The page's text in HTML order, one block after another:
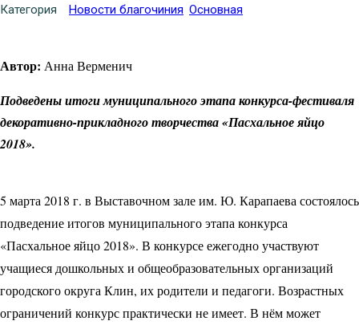
Категория
Новости благочиния Основная
Автор: Анна Верменич
Подведены итоги муниципального этапа конкурса-фестиваля
декоративно-прикладного творчества «Пасхальное яйцо
2018».
5 марта 2018 г. в Выставочном зале им. Ю. Карапаева состоялось
подведение итогов муниципального этапа конкурса
«Пасхальное яйцо 2018». В конкурсе ежегодно участвуют
учащиеся дошкольных и общеобразовательных организаций
городского округа Клин, их родители и педагоги. Возрастных
ограничений конкурс практически не имеет. В нём может